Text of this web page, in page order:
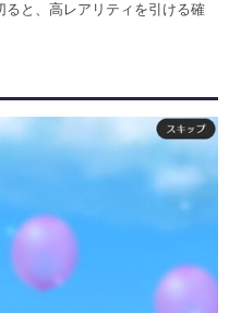
ると、高レアリティを引ける確